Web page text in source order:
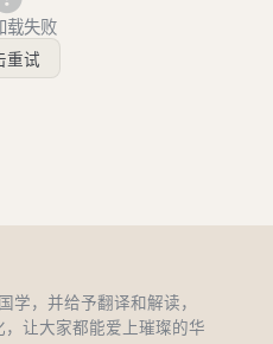
载失败
重试
学，并给予翻译和解读，
让大家都能爱上璀璨的华